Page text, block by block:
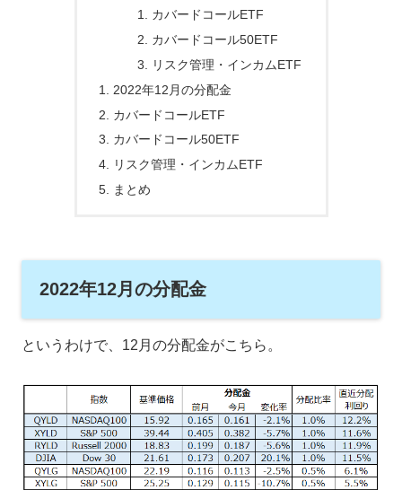
カバードコールETF
カバードコール50ETF
リスク管理・インカムETF
2022年12月の分配金
カバードコールETF
カバードコール50ETF
リスク管理・インカムETF
まとめ
2022年12月の分配金
というわけで、12月の分配金がこちら。